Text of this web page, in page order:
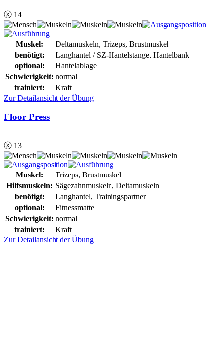
ⓧ 14
Muskel:
Deltamuskeln, Trizeps, Brustmuskel
benötigt:
Langhantel / SZ-Hantelstange, Hantelbank
optional:
Hantelablage
Schwierigkeit: normal
trainiert:
Kraft
Zur Detailansicht der Übung
Floor Press
ⓧ 13
Muskel:
Trizeps, Brustmuskel
Hilfsmuskeln: Sägezahnmuskeln, Deltamuskeln
benötigt:
Langhantel, Trainingspartner
optional:
Fitnessmatte
Schwierigkeit: normal
trainiert:
Kraft
Zur Detailansicht der Übung